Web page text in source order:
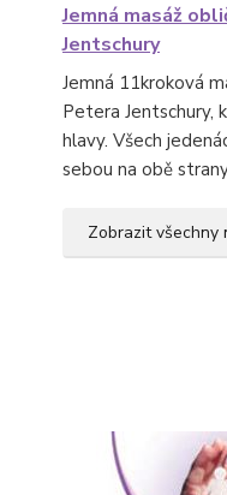
Jemná masáž
Jentschury
Jemná 11kroková
Petera Jentschury,
hlavy. Všech
sebou na obě
Zobrazit všechny